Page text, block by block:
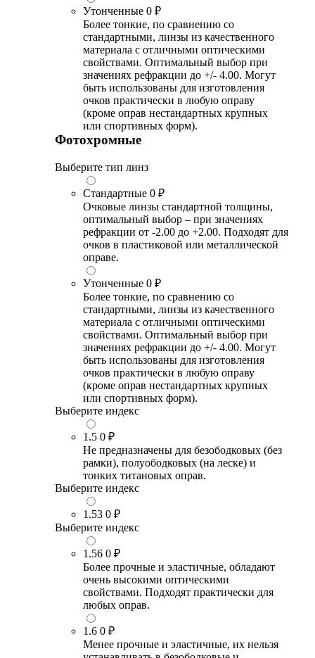
Утонченные 0 ₽
Более тонкие, по сравнению со
стандартными, линзы из качественного
материала с отличными оптическими
свойствами. Оптимальный выбор при
значениях рефракции до +/- 4.00. Могут
быть использованы для изготовления
очков практически в любую оправу
(кроме оправ нестандартных крупных
или спортивных форм).
Фотохромные
Выберите тип линз
Стандартные 0 ₽
Очковые линзы стандартной толщины,
оптимальный выбор – при значениях
рефракции от -2.00 до +2.00. Подходят для
очков в пластиковой или металлической
оправе.
Утонченные 0 ₽
Более тонкие, по сравнению со
стандартными, линзы из качественного
материала с отличными оптическими
свойствами. Оптимальный выбор при
значениях рефракции до +/- 4.00. Могут
быть использованы для изготовления
очков практически в любую оправу
(кроме оправ нестандартных крупных
или спортивных форм).
Выберите индекс
1.5 0 ₽
Не предназначены для безободковых (без
рамки), полуободковых (на леске) и
тонких титановых оправ.
Выберите индекс
1.53 0 ₽
Выберите индекс
1.56 0 ₽
Более прочные и эластичные, обладают
очень высокими оптическими
свойствами. Подходят практически для
любых оправ.
1.6 0 ₽
Менее прочные и эластичные, их нельзя